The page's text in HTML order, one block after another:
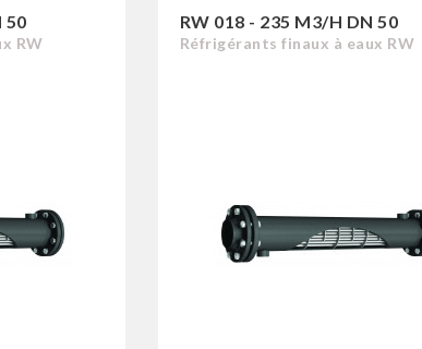
50
RW
RW 018 - 235 M3/H DN 50
Réfrigérants finaux à eaux RW